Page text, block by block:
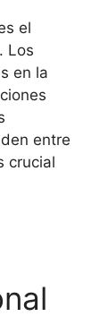
el
Los
en la
entre
crucial